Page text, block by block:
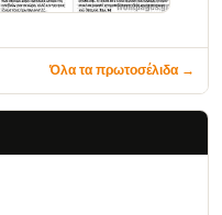
Όλα τα πρωτοσέλιδα →